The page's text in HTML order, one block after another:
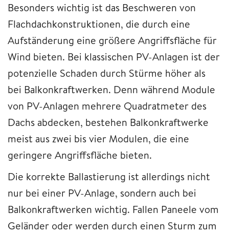
Besonders wichtig ist das Beschweren von
Flachdachkonstruktionen, die durch eine
Aufständerung eine größere Angriffsfläche für
Wind bieten. Bei klassischen PV-Anlagen ist der
potenzielle Schaden durch Stürme höher als
bei Balkonkraftwerken. Denn während Module
von PV-Anlagen mehrere Quadratmeter des
Dachs abdecken, bestehen Balkonkraftwerke
meist aus zwei bis vier Modulen, die eine
geringere Angriffsfläche bieten.
Die korrekte Ballastierung ist allerdings nicht
nur bei einer PV-Anlage, sondern auch bei
Balkonkraftwerken wichtig. Fallen Paneele vom
Geländer oder werden durch einen Sturm zum